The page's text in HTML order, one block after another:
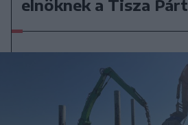
elnöknek a Tisza Párt